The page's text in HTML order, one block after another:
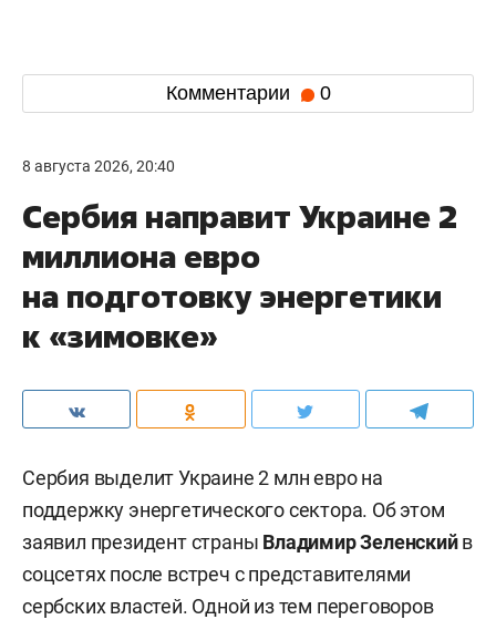
Комментарии 0
8 августа 2026, 20:40
Сербия направит Украине 2
миллиона евро
на подготовку энергетики
к «зимовке»
Сербия выделит Украине 2 млн евро на
поддержку энергетического сектора. Об этом
заявил президент страны Владимир Зеленскийв
соцсетях после встреч с представителями
сербских властей. Одной из тем переговоров